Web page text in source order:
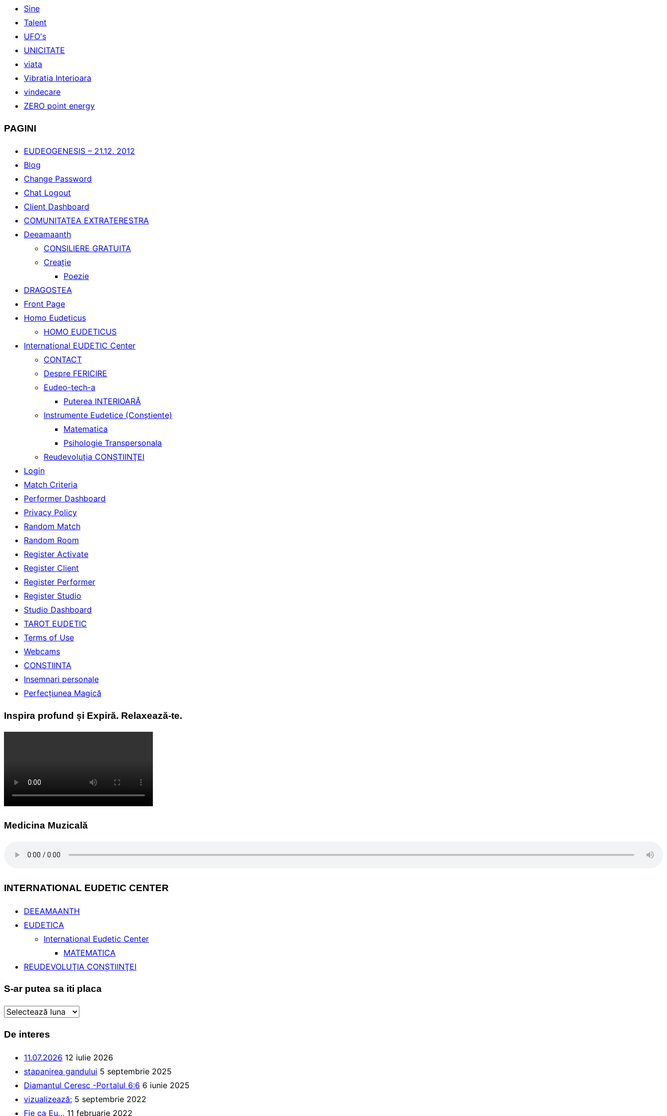
Sine
Talent
UFO's
UNICITATE
viata
Vibratia Interioara
vindecare
ZERO point energy
PAGINI
EUDEOGENESIS – 21.12. 2012
Blog
Change Password
Chat Logout
Client Dashboard
COMUNITATEA EXTRATERESTRA
Deeamaanth
CONSILIERE GRATUITA
Creaţie
Poezie
DRAGOSTEA
Front Page
Homo Eudeticus
HOMO EUDETICUS
International EUDETIC Center
CONTACT
Despre FERICIRE
Eudeo-tech-a
Puterea INTERIOARĂ
Instrumente Eudetice (Conştiente)
Matematica
Psihologie Transpersonala
Reudevoluţia CONŞTIINŢEI
Login
Match Criteria
Performer Dashboard
Privacy Policy
Random Match
Random Room
Register Activate
Register Client
Register Performer
Register Studio
Studio Dashboard
TAROT EUDETIC
Terms of Use
Webcams
CONSTIINTA
Insemnari personale
Perfecţiunea Magică
Inspira profund și Expiră. Relaxează-te.
Medicina Muzicală
INTERNATIONAL EUDETIC CENTER
DEEAMAANTH
EUDETICA
International Eudetic Center
MATEMATICA
REUDEVOLUŢIA CONŞTIINŢEI
S-ar putea sa iti placa
S-
putea
De interes
11.07.2026 12 iulie 2026
stapanirea gandului 5 septembrie 2025
Diamantul Ceresc -Portalul 6:6 6 iunie 2025
vizualizează: 5 septembrie 2022
Fie ca Eu… 11 februarie 2022